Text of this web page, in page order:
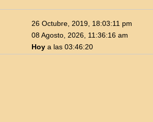
26 Octubre, 2019, 18:03:11 pm
08 Agosto, 2026, 11:36:16 am
Hoy a las 03:46:20